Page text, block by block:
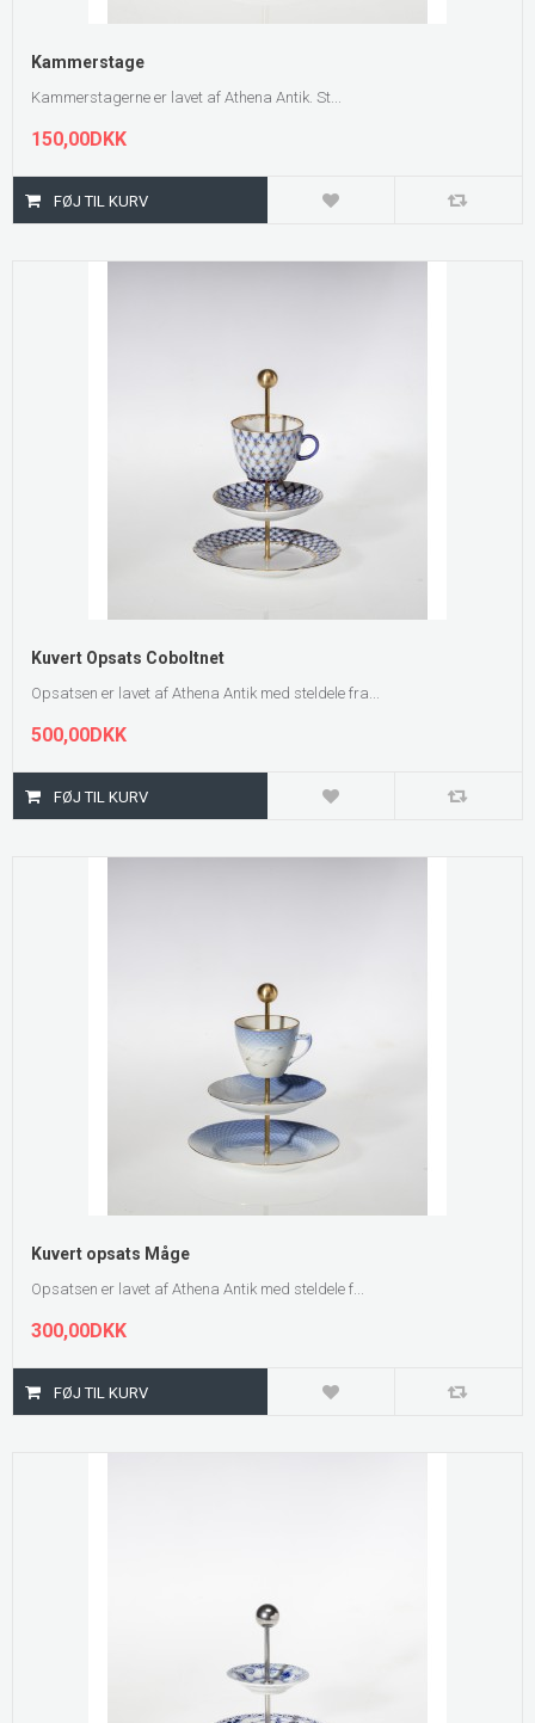
Kammerstage
Kammerstagerne er lavet af Athena Antik. St...
150,00DKK
Kuvert Opsats Coboltnet
Opsatsen er lavet af Athena Antik med steldele fra...
500,00DKK
Kuvert opsats Måge
Opsatsen er lavet af Athena Antik med steldele f...
300,00DKK